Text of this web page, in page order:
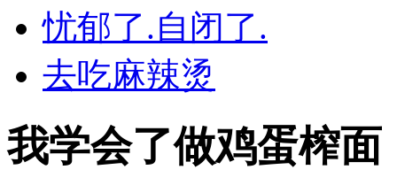
忧郁了.自闭了.
去吃麻辣烫
我学会了做鸡蛋榨面